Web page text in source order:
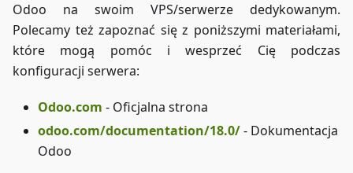
Odoo na swoim VPS/serwerze dedykowanym.
Polecamy też zapoznać się z poniższymi materiałami,
które mogą pomóc i wesprzeć Cię podczas
konfiguracji serwera:
Odoo.com - Oficjalna strona
odoo.com/documentation/18.0/- Dokumentacja
Odoo